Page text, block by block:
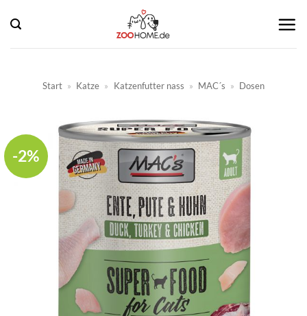
Inhalt
springen
Start » Katze » Katzenfutter nass » MAC´s » Dosen
-2%